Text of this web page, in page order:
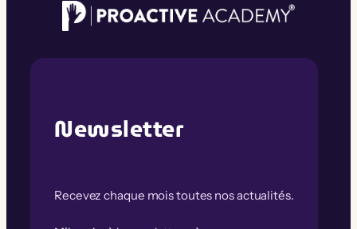
Newsletter
Recevez chaque mois toutes nos actualités.